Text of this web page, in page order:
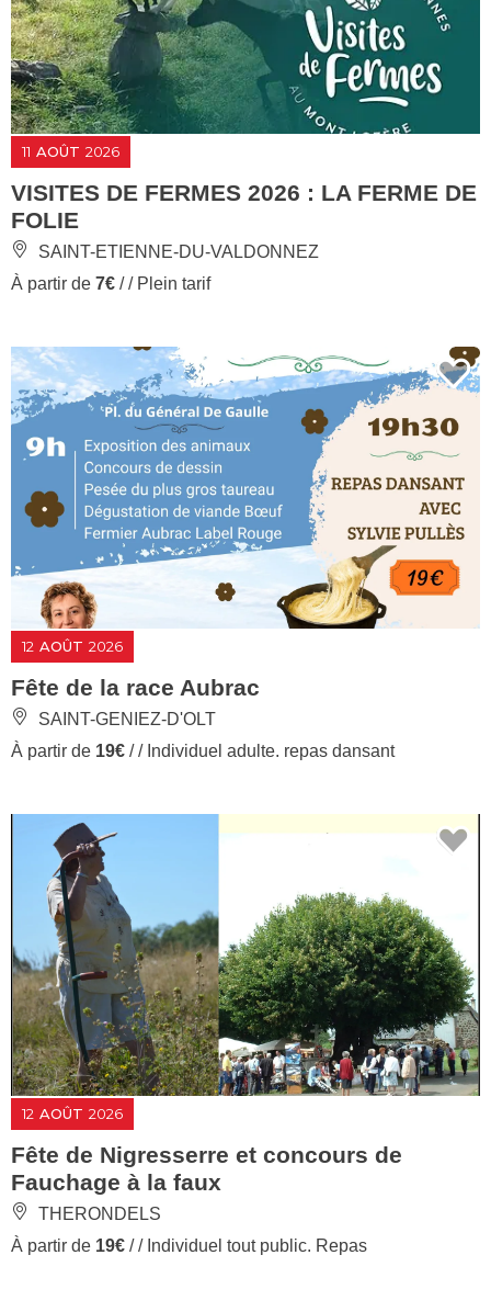
11 AOÛT 2026
VISITES DE FERMES 2026 : LA FERME DE
FOLIE
SAINT-ETIENNE-DU-VALDONNEZ
À partir de 7€ / / Plein tarif
12 AOÛT 2026
Fête de la race Aubrac
SAINT-GENIEZ-D'OLT
À partir de 19€ / / Individuel adulte. repas dansant
12 AOÛT 2026
Fête de Nigresserre et concours de
Fauchage à la faux
THERONDELS
À partir de 19€ / / Individuel tout public. Repas